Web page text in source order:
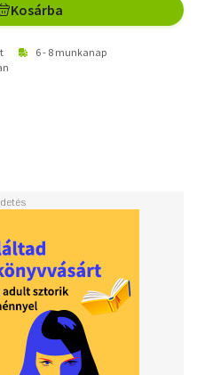
Kosárba
6 - 8 munkanap